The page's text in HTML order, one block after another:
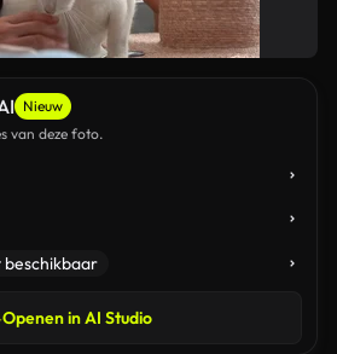
Nieuw
van deze foto.
Openen in AI Studio